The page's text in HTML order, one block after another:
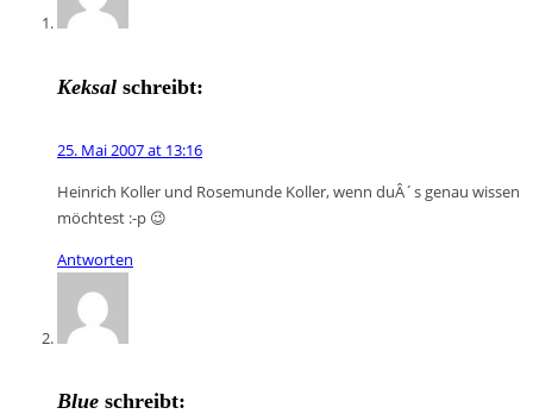
Keksal schreibt:
25. Mai 2007 at 13:16
Heinrich Koller und Rosemunde Koller, wenn duÂ´s genau wissen
möchtest :-p 😉
Antworten
Blue schreibt: